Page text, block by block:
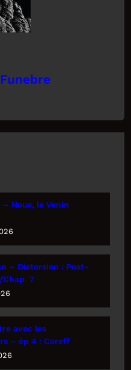
– Nous, le Venin
– Distorsion : Post-
7
avec les
– ép 4 : Coreff